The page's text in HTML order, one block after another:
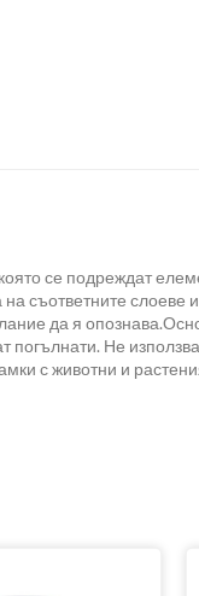
се подреждат
съответните слоеве
да я
Не
с животни и